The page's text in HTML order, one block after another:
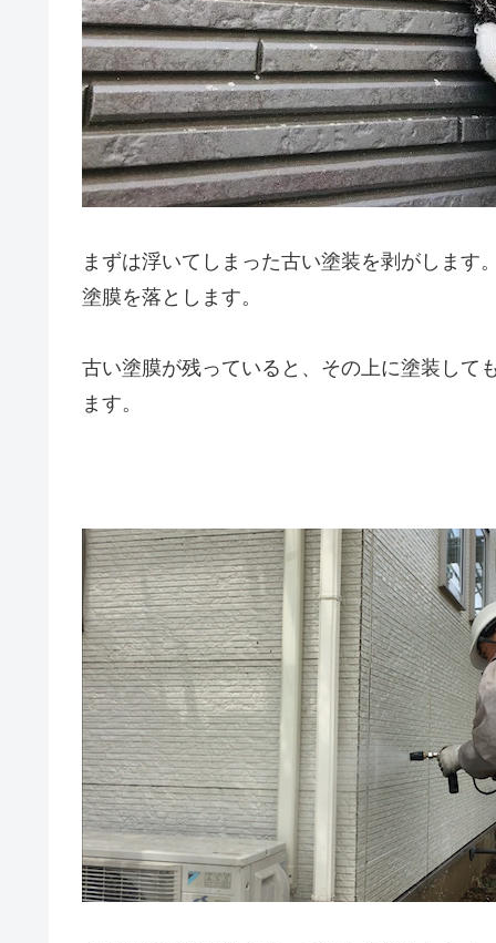
まずは浮いてしまった古い塗装を剥がしま
塗膜を落とします。
古い塗膜が残っていると、その上に塗装して
ます。